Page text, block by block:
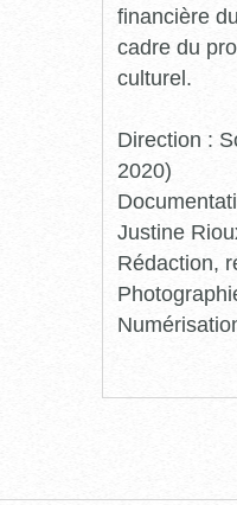
financière
cadre du
culturel.
Direction :
2020)
Justine
Rédaction,